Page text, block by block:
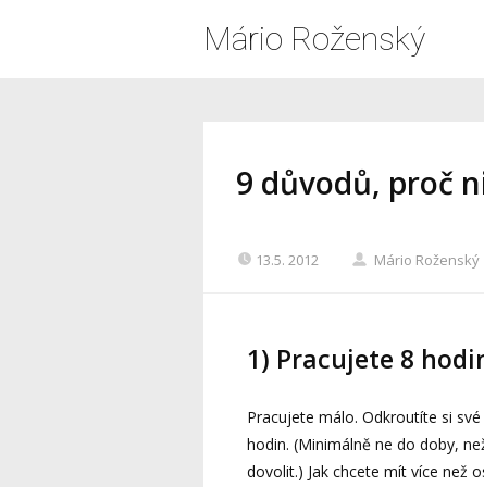
Mário Roženský
9 důvodů, proč
13.5. 2012 Mário Roženský
1) Pracujete 8
Pracujete málo. Odkroutíte si
hodin. (Minimálně ne do doby,
dovolit.) Jak chcete mít více než